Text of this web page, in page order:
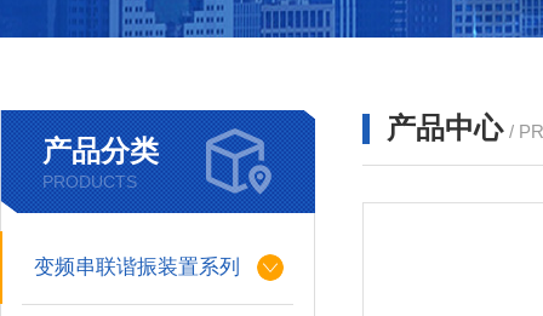
产品分类
PRODUCTS
变频串联谐振装置系列
产品中心 /